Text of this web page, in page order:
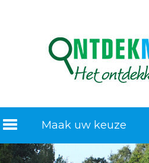
Maak uw keuze